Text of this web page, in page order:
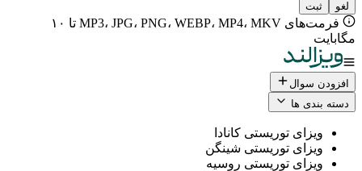
فرمت‌های MP3، JPG، PNG، WEBP، MP4، MKV تا ۱۰
ها
توریستی کانادا
توریستی شینگن
توریستی روسیه